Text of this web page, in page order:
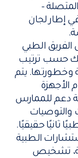
–
إطار لجان
الفريق الطبي
حسب ترتيب
يتم
دعم للممارس
والتوصيات
ثانيًا حقيقيًا.
الطبية
تشخيص